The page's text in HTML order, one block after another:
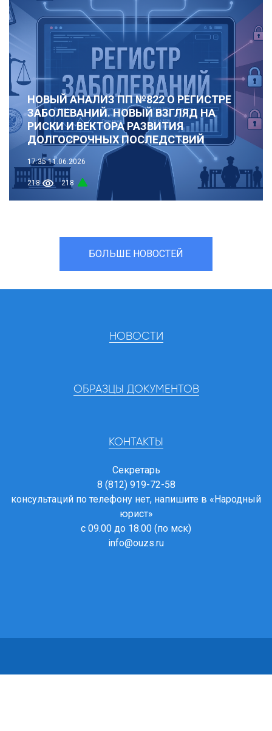
НОВЫЙ АНАЛИЗ ПП №822 О РЕГИСТРЕ
ЗАБОЛЕВАНИЙ. НОВЫЙ ВЗГЛЯД НА
РИСКИ И ВЕКТОРА РАЗВИТИЯ
ДОЛГОСРОЧНЫХ ПОСЛЕДСТВИЙ
17:35 11.06.2026
218 218
БОЛЬШЕ НОВОСТЕЙ
НОВОСТИ
ОБРАЗЦЫ ДОКУМЕНТОВ
КОНТАКТЫ
Секретарь
8 (812) 919-72-58
консультаций по телефону нет, напишите в «Народный
юрист»
с 09.00 до 18.00 (по мск)
info@ouzs.ru